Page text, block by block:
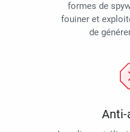
formes de
fouiner et
de
Anti-